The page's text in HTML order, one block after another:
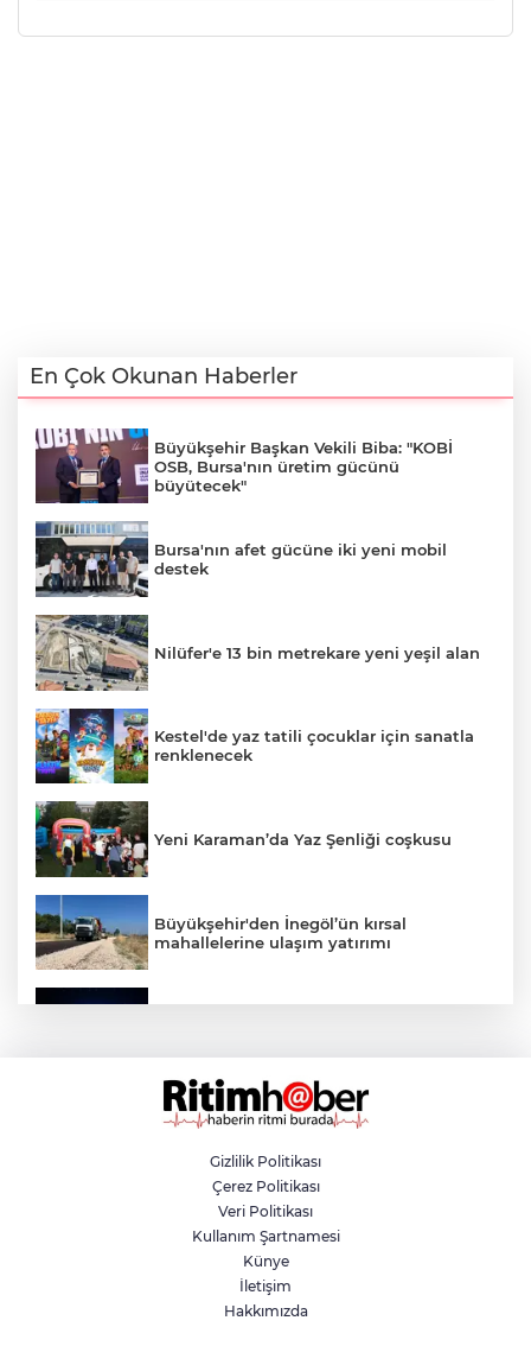
En Çok Okunan Haberler
Büyükşehir Başkan Vekili Biba: "KOBİ
OSB, Bursa'nın üretim gücünü
büyütecek"
Bursa'nın afet gücüne iki yeni mobil
destek
Nilüfer'e 13 bin metrekare yeni yeşil alan
Kestel'de yaz tatili çocuklar için sanatla
renklenecek
Yeni Karaman’da Yaz Şenliği coşkusu
Büyükşehir'den İnegöl’ün kırsal
mahallelerine ulaşım yatırımı
Aslı Hünel’den Bursa Festivali’nde
unutulmaz gece
Osmangazi Belediyesi istihdama köprü
olmayı sürdürüyor
Yıldırım’da çocuklar yazı bilim ve sanatla
değerlendiriyor
Gizlilik Politikası
Çerez Politikası
Veri Politikası
Kullanım Şartnamesi
Künye
İletişim
Hakkımızda